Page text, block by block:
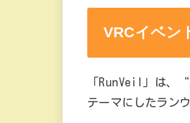
VRCイベン
「RunVeil」は、
テーマにしたラン